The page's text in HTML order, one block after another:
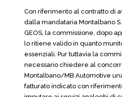
Con riferimento al contratto di
dalla mandataria Montalbano
GEOS, la commissione, dopo
lo ritiene valido in quanto
essenziali. Pur tuttavia la
necessario chiedere al
Montalbano/MB Automotive
fatturato indicato con